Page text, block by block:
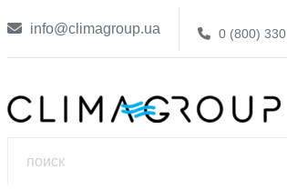
info@climagroup.ua 0 (800)